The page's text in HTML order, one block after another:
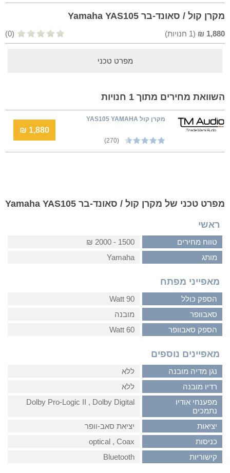
מקרן קול / סאונד-בר Yamaha YAS105
1,880
₪
(
1 חנויות) (0)
מפרט טכני
השוואת מחירים מתוך 1 חנויות
מקרן קול YAS105 YAMAHA
(270)
1,880 ₪
מפרט טכני של מקרן קול / סאונד-בר Yamaha YAS105
ראשי
טווח מחירים
1500 - 2000 ₪
מותג
Yamaha
מאפייני מפתח
הספק כולל
90 Watt
סאבוופר
מובנה
הספק סאבוופר
60 Watt
מאפיינים נוספים
נגן מדיה מובנה
ללא
רדיו מובנה
ללא
מפענחי אודיו
נתמכים
Dolby Digital‏ , ‏Dolby Pro-Logic II
יציאות
יציאת סאב-וופר
כניסות
Coax‏ , ‏optical
קישוריות
Bluetooth